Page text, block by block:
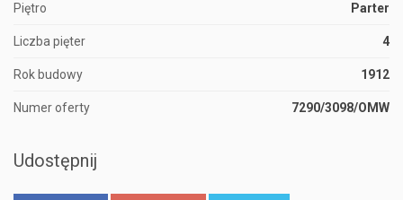
Piętro Parter
Liczba pięter 4
Rok budowy 1912
Numer oferty 7290/3098/OMW
Udostępnij